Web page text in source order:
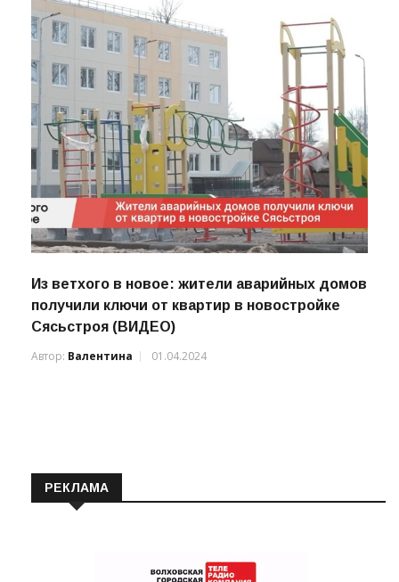
Из ветхого в новое: жители аварийных домов
получили ключи от квартир в новостройке
Сясьстроя (ВИДЕО)
Автор: Валентина 01.04.2024
РЕКЛАМА